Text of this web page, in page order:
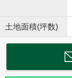
土地面積(坪数)